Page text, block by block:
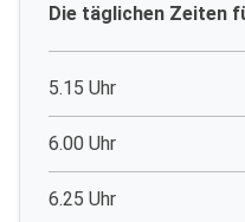
Die täglichen Zeiten
5.15 Uhr
6.00 Uhr
6.25 Uhr